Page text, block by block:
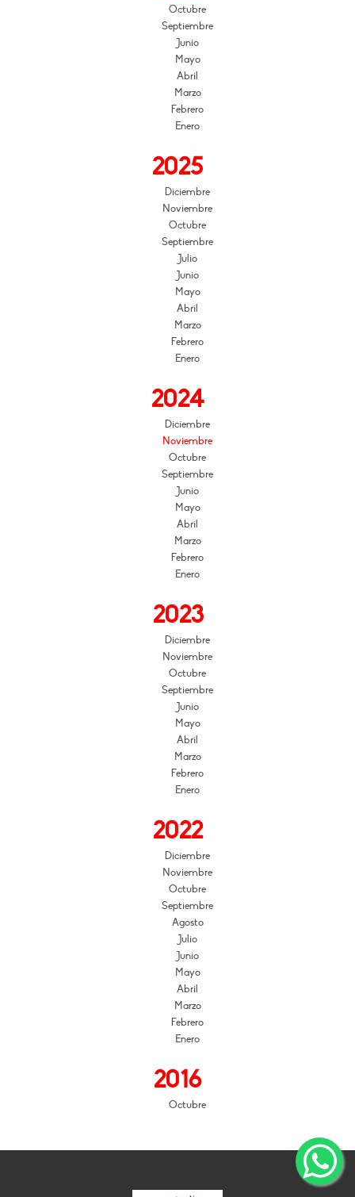
Octubre
Septiembre
Junio
Mayo
Abril
Marzo
Febrero
Enero
2025
Diciembre
Noviembre
Octubre
Septiembre
Julio
Junio
Mayo
Abril
Marzo
Febrero
Enero
2024
Diciembre
Noviembre
Octubre
Septiembre
Junio
Mayo
Abril
Marzo
Febrero
Enero
2023
Diciembre
Noviembre
Octubre
Septiembre
Junio
Mayo
Abril
Marzo
Febrero
Enero
2022
Diciembre
Noviembre
Octubre
Septiembre
Agosto
Julio
Junio
Mayo
Abril
Marzo
Febrero
Enero
2016
Octubre